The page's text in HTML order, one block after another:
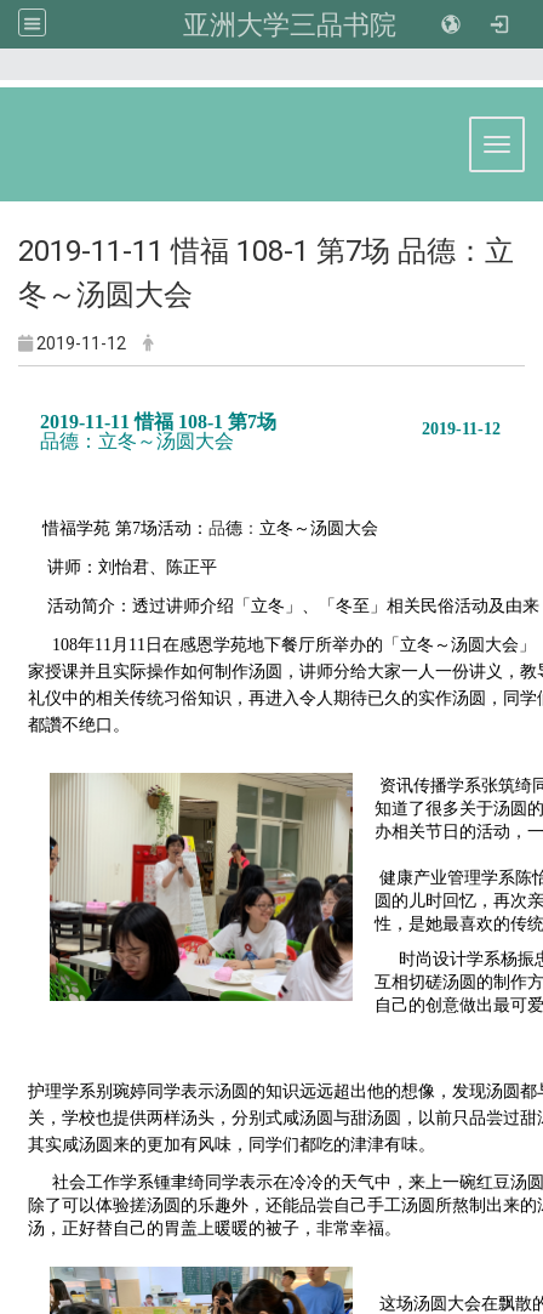
亚洲大学三品书院
2019-11-11 惜福 108-1 第7场 品德：立
冬～汤圆大会
2019-11-12
2019-11-11 惜福 108-1 第7场
品德 ： 立冬～汤圆大会
2019-11-12
惜福学苑 第7场活动： 品德 ： 立冬～汤圆大会
讲师： 刘怡君、陈正平
活动简介： 透过讲师介绍「立冬」、「冬至」相关民俗活动及由
108年11月11日在感恩学苑地下餐厅所举办的「立冬～汤圆大会
家授课并且实际操作如何制作汤圆，讲师分给大家一人一份讲义，
礼仪中的相关传统习俗知识，再进入令人期待已久的实作汤圆，同
都讚不绝口。
知道了很多关于汤圆
办相关节日的活动，
健康产业管理学系陈
圆的儿时回忆，再次
性，是她最喜欢的传
时尚设计学系杨振
互相切磋汤圆的制作
自己的创意做出最可
护理学系别琬婷同学表示汤圆的知识远远超出他的想像，发现汤圆都
关，学校也提供两样汤头，分别式咸汤圆与甜汤圆，以前只品尝过甜
其实咸汤圆来的更加有风味，同学们都吃的津津有味。
社会工作学系锺聿绮同学表示在冷冷的天气中，来上一碗红豆汤
除了可以体验搓汤圆的乐趣外，还能品尝自己手工汤圆所熬制出来的
汤，正好替自己的胃盖上暖暖的被子，非常幸福。
这场汤圆大会在飘散